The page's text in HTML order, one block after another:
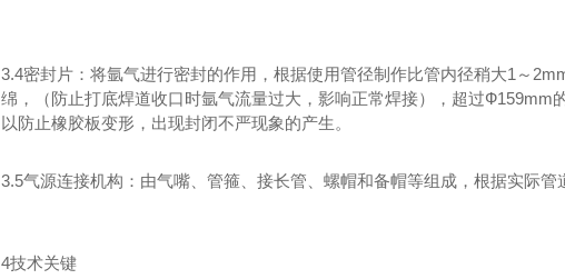
3.4密封片：将氩气进行密封的作用，根据使用管径制作比管内径稍大1～
绵，（防止打底焊道收口时氩气流量过大，影响正常焊接），超过Ф159mm
以防止橡胶板变形，出现封闭不严现象的产生。
3.5气源连接机构：由气嘴、管箍、接长管、螺帽和备帽等组成，根据实际管
4技术关键